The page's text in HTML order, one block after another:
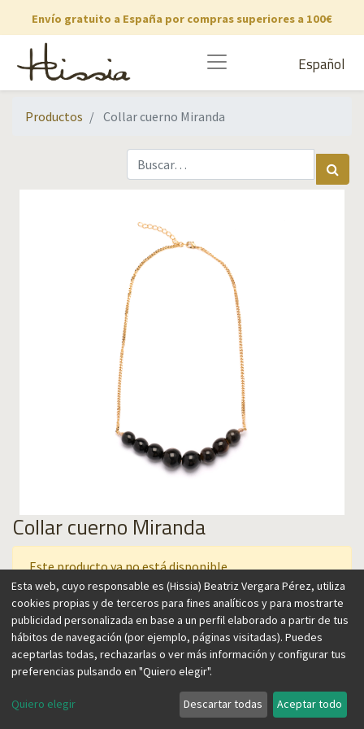
Envío gratuito a España por compras superiores a 100€
Español
Productos Collar cuerno Miranda
Collar cuerno Miranda
Este producto ya no está disponible.
Collar de bolas de cuerno natural procedente de África. Su
ligero peso y el brillo de sus cuentas lo convierten en un
básico para llevar en cualquier ocasión.
DETALLES
Bolas de cuerno natural procedente de África.
Esta web, cuyo responsable es (Hissia) Beatriz Vergara Pérez, utiliza
cookies propias y de terceros para fines analíticos y para mostrarte
publicidad personalizada en base a un perfil elaborado a partir de tus
hábitos de navegación (por ejemplo, páginas visitadas). Puedes
aceptarlas todas, rechazarlas o ver más información y configurar tus
preferencias pulsando en "Quiero elegir".
Quiero elegir Descartar todas Aceptar todo